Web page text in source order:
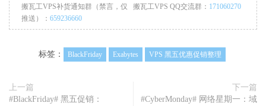
搬瓦工VPS补货通知群（禁言，仅
推送）： 659236660
搬瓦工VPS QQ交流群： 171060270
标签： BlackFriday Exabytes VPS 黑五优惠促销整理
上一篇
#BlackFriday# 黑五促销：
下一篇
#CyberMonday# 网络星期一：域